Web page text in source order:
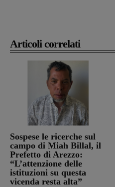
Articoli correlati
Sospese le ricerche sul
campo di Miah Billal, il
Prefetto di Arezzo:
“L’attenzione delle
istituzioni su questa
vicenda resta alta”